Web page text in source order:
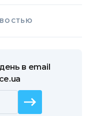
в email